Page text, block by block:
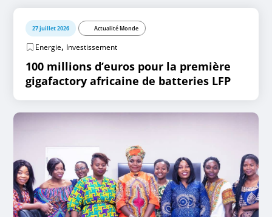
27 juillet 2026 Actualité Monde
Energie, Investissement
100 millions d’euros pour la première
gigafactory africaine de batteries LFP